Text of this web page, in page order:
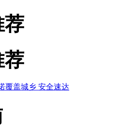
荐
荐
覆盖城乡 安全速达